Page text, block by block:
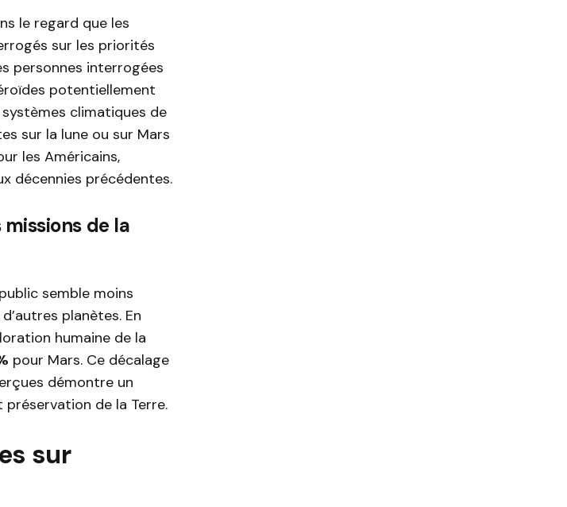
le regard que les
sur les priorités
personnes interrogées
potentiellement
climatiques de
sur la lune ou sur Mars
les Américains,
décennies précédentes.
de la
semble moins
planètes. En
humaine de la
pour Mars. Ce décalage
démontre un
de la Terre.
sur